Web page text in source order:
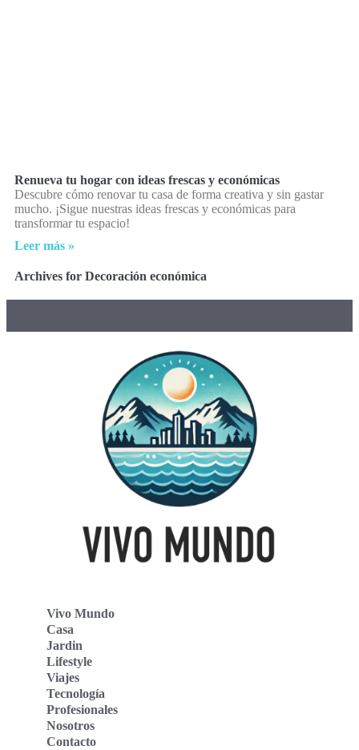
Renueva tu hogar con ideas frescas y económicas
Descubre cómo renovar tu casa de forma creativa y sin gastar
mucho. ¡Sigue nuestras ideas frescas y económicas para
transformar tu espacio!
Leer más »
Archives for Decoración económica
Vivo Mundo
Casa
Jardin
Lifestyle
Viajes
Tecnología
Profesionales
Nosotros
Contacto